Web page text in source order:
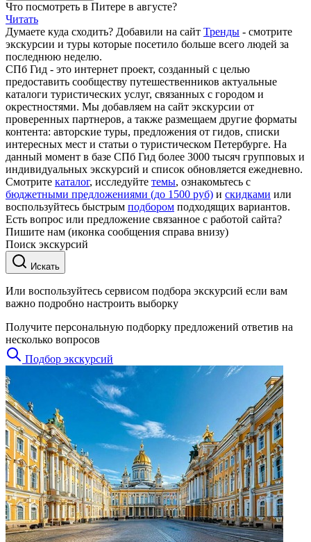
Что посмотреть в Питере в августе?
Читать
Думаете куда сходить? Добавили на сайт Тренды - смотрите
экскурсии и туры которые посетило больше всего людей за
последнюю неделю.
СПб Гид - это интернет проект, созданный с целью
предоставить сообществу путешественников актуальные
каталоги туристических услуг, связанных с городом и
окрестностями. Мы добавляем на сайт экскурсии от
проверенных партнеров, а также размещаем другие форматы
контента: авторские туры, предложения от гидов, списки
интересных мест и статьи о туристическом Петербурге. На
данный момент в базе СПб Гид более 3000 тысяч групповых и
индивидуальных экскурсий и список обновляется ежедневно.
Смотрите каталог, исследуйте темы, ознакомьтесь с
бюджетными предложениями (до 1500 руб) и скидками или
воспользуйтесь быстрым подбором подходящих вариантов.
Есть вопрос или предложение связанное с работой сайта?
Пишите нам (иконка сообщения справа внизу)
Поиск экскурсий
Искать
Или воспользуйтесь сервисом подбора экскурсий если вам
важно подробно настроить выборку
Получите персональную подборку предложений ответив на
несколько вопросов
Подбор экскурсий